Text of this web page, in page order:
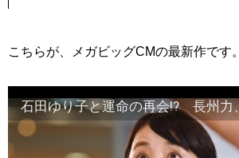
こちらが、メガビッグCMの最新作です。